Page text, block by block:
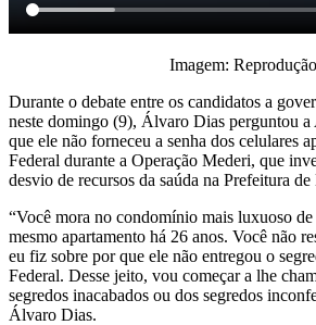
Imagem: Reprodução
Durante o debate entre os candidatos a
neste domingo (9), Álvaro Dias perguntou
que ele não forneceu a senha dos celulares
Federal durante a Operação Mederi, que
desvio de recursos da saúda na Prefeitura
“Você mora no condomínio mais luxuoso
mesmo apartamento há 26 anos. Você não
eu fiz sobre por que ele não entregou o
Federal. Desse jeito, vou começar a lhe
segredos inacabados ou dos segredos
Álvaro Dias.